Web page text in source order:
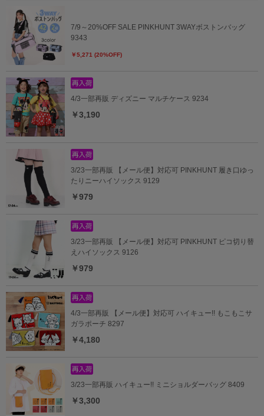
7/9～20%OFF SALE PINKHUNT 3WAYボストンバッグ
9343
￥5,271 (20%OFF)
4/3一部再販 ディズニー マルチケース 9234
￥3,190
3/23一部再販 【メール便】対応可 PINKHUNT 履き口ゆっ
たりニーハイソックス 9129
￥979
3/23一部再販 【メール便】対応可 PINKHUNT ピコ切り替
えハイソックス 9126
￥979
4/3一部再販 【メール便】対応可 ハイキュー!! もこもこサ
ガラポーチ 8297
￥4,180
3/23一部再販 ハイキュー!! ミニショルダーバッグ 8409
￥3,300